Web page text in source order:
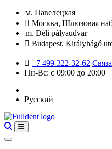
м. Павелецкая
Москва, Шлюзовая
m. Déli pályaudvar
Budapest, Királyhágó
+7 499 322-32-62
Пн-Вс: с 09:00 до 20:00
Русский